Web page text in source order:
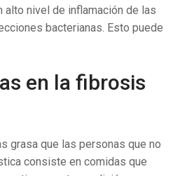
nivel de inflamación de las
bacterianas. Esto puede
en la fibrosis
grasa que las personas que no
consiste en comidas que